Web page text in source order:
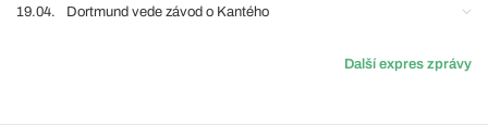
19.04. Dortmund vede závod o Kantého
Další expres zprávy